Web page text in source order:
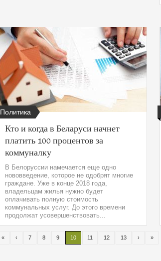
Политика
Кто и когда в Беларуси начнет
платить 100 процентов за
коммуналку
В Белоруссии намечается еще одно
нововведение, которое не одобрят многие
граждане. Уже в конце 2018 года,
владельцам жилья нужно будет
оплачивать полную стоимость
коммунальных услуг. До этого времени
продолжат усовершенствовать...
« ‹ 7 8 9 10 11 12 13 › »